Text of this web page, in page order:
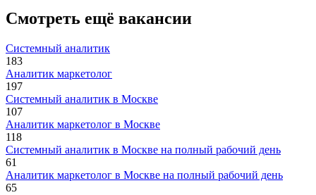
Смотреть ещё вакансии
Системный аналитик
183
Аналитик маркетолог
197
Системный аналитик в Москве
107
Аналитик маркетолог в Москве
118
Системный аналитик в Москве на полный рабочий день
61
Аналитик маркетолог в Москве на полный рабочий день
65